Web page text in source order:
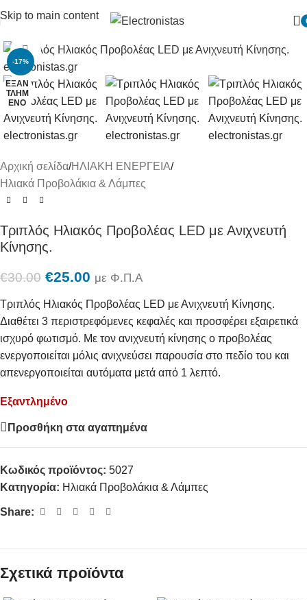
Skip to main content
-17%
ΕΞΑΝ
ΤΛΗΜ
ΈΝΟ
Πατήστε για μεγένθυση
Αρχική σελίδα/ΗΛΙΑΚΗ ΕΝΕΡΓΕΙΑ/
Ηλιακά Προβολάκια & Λάμπες
Τριπλός Ηλιακός Προβολέας LED με Ανιχνευτή
Κίνησης.
€30.00 €25.00 με Φ.Π.Α
Τριπλός Ηλιακός Προβολέας LED με Ανιχνευτή Κίνησης.
Διαθέτει 3 περιστρεφόμενες κεφαλές και προσφέρει εξαιρετικά
ισχυρό φωτισμό. Με τον ανιχνευτή κίνησης ο προβολέας
ενεργοποιείται μόλις ανιχνεύσει παρουσία στο πεδίο του και
απενεργοποιείται αυτόματα μετά από 1 λεπτό.
Εξαντλημένο
Προσθήκη στα αγαπημένα
Κωδικός προϊόντος: 5027
Κατηγορία: Ηλιακά Προβολάκια & Λάμπες
Share:
Σχετικά προϊόντα